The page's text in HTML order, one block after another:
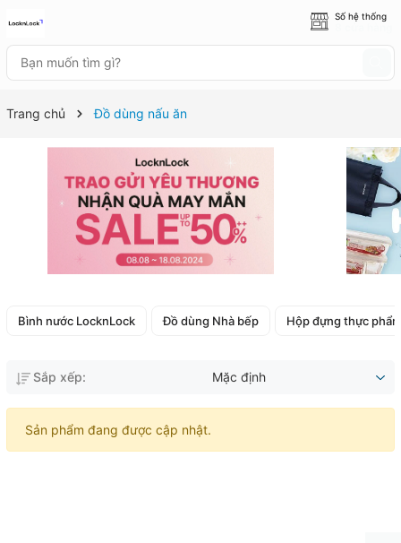
Số hệ thống
Trang chủ Đồ dùng nấu ăn
Bình nước LocknLock Đồ dùng Nhà bếp Hộp đựng thực phẩm
Sắp xếp: Mặc định
Sản phẩm đang được cập nhật.